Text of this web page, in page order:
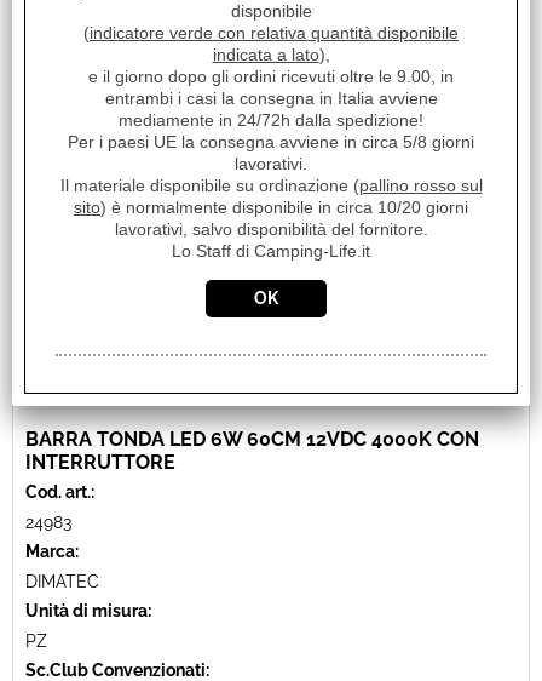
30,50
BARRA TONDA LED 6W 60CM 12VDC 4000K CON
INTERRUTTORE
Cod. art.:
24983
Marca:
DIMATEC
Unità di misura:
PZ
Sc.Club Convenzionati:
disponibile
(indicatore verde con relativa quantità disponibile
indicata a lato),
e il giorno dopo gli ordini ricevuti oltre le 9.00, in
entrambi i casi la consegna in Italia avviene
mediamente in 24/72h dalla spedizione!
Per i paesi UE la consegna avviene in circa 5/8 giorni
lavorativi.
Il materiale disponibile su ordinazione (pallino rosso sul
sito) è normalmente disponibile in circa 10/20 giorni
lavorativi, salvo disponibilità del fornitore.
Lo Staff di Camping-Life.it